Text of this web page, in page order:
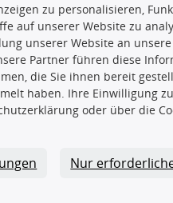
kopiert werden. Es ist zu
die Daten oder die
Datenbank ohne
TecDocs zu
zu verbreiten
oder diese Handlungen
ausführen zu lassen. Ein
verfolgt.
zu personalisieren,
auf unserer Website zu
unserer Website an
Partner führen diese
die Sie ihnen bereit
haben. Ihre Einwilligung
oder über die
Nur